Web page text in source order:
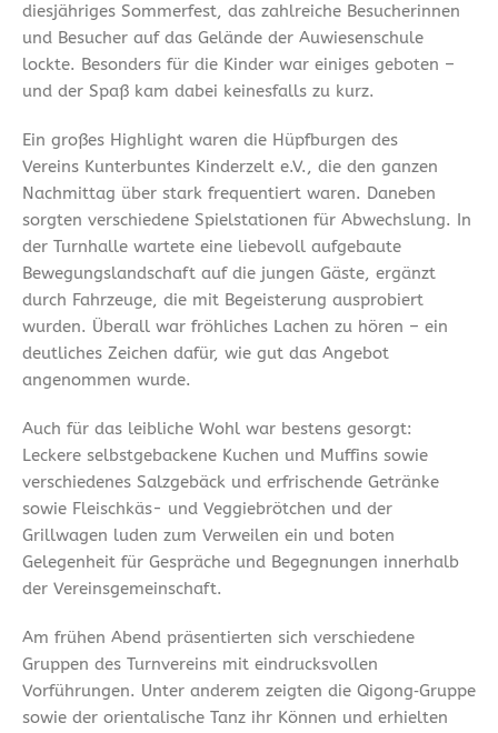
diesjähriges Sommerfest, das zahlreiche Besucherinnen
und Besucher auf das Gelände der Auwiesenschule
lockte. Besonders für die Kinder war einiges geboten –
und der Spaß kam dabei keinesfalls zu kurz.
Ein großes Highlight waren die Hüpfburgen des
Vereins Kunterbuntes Kinderzelt e.V., die den ganzen
Nachmittag über stark frequentiert waren. Daneben
sorgten verschiedene Spielstationen für Abwechslung. In
der Turnhalle wartete eine liebevoll aufgebaute
Bewegungslandschaft auf die jungen Gäste, ergänzt
durch Fahrzeuge, die mit Begeisterung ausprobiert
wurden. Überall war fröhliches Lachen zu hören – ein
deutliches Zeichen dafür, wie gut das Angebot
angenommen wurde.
Auch für das leibliche Wohl war bestens gesorgt:
Leckere selbstgebackene Kuchen und Muffins sowie
verschiedenes Salzgebäck und erfrischende Getränke
sowie Fleischkäs- und Veggiebrötchen und der
Grillwagen luden zum Verweilen ein und boten
Gelegenheit für Gespräche und Begegnungen innerhalb
der Vereinsgemeinschaft.
Am frühen Abend präsentierten sich verschiedene
Gruppen des Turnvereins mit eindrucksvollen
Vorführungen. Unter anderem zeigten die Qigong‑Gruppe
sowie der orientalische Tanz ihr Können und erhielten